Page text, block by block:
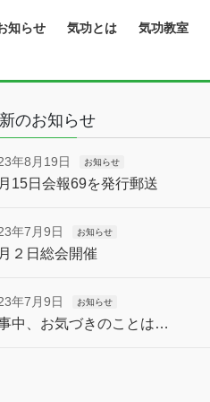
知らせ 気功とは 気功教室
のお知らせ
年8月19日 お知らせ
15日会報69を発行郵送
年7月9日 お知らせ
２日総会開催
年7月9日 お知らせ
中、お気づきのことは…